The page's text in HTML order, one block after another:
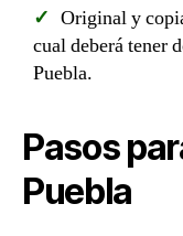
Original y
cual deberá tener
Puebla.
Pasos
Puebla